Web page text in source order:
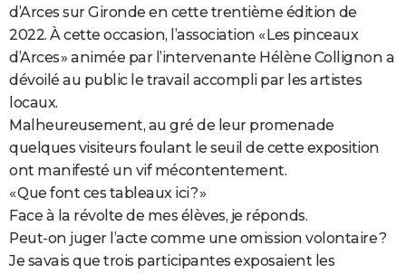
d’Arces sur Gironde en cette trentième édition de
2022. À cette occasion, l’association « Les pinceaux
d’Arces » animée par l’intervenante Hélène Collignon a
dévoilé au public le travail accompli par les artistes
locaux.
Malheureusement, au gré de leur promenade
quelques visiteurs foulant le seuil de cette exposition
ont manifesté un vif mécontentement.
« Que font ces tableaux ici ? »
Face à la révolte de mes élèves, je réponds.
Peut-on juger l’acte comme une omission volontaire ?
Je savais que trois participantes exposaient les